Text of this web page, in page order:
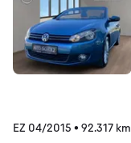
EZ 04/2015 • 92.317 km